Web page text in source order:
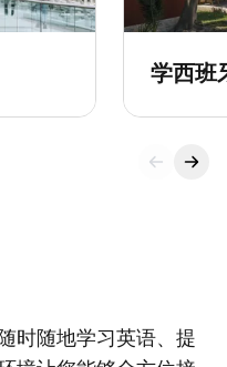
学西班
时随地学习英语、提